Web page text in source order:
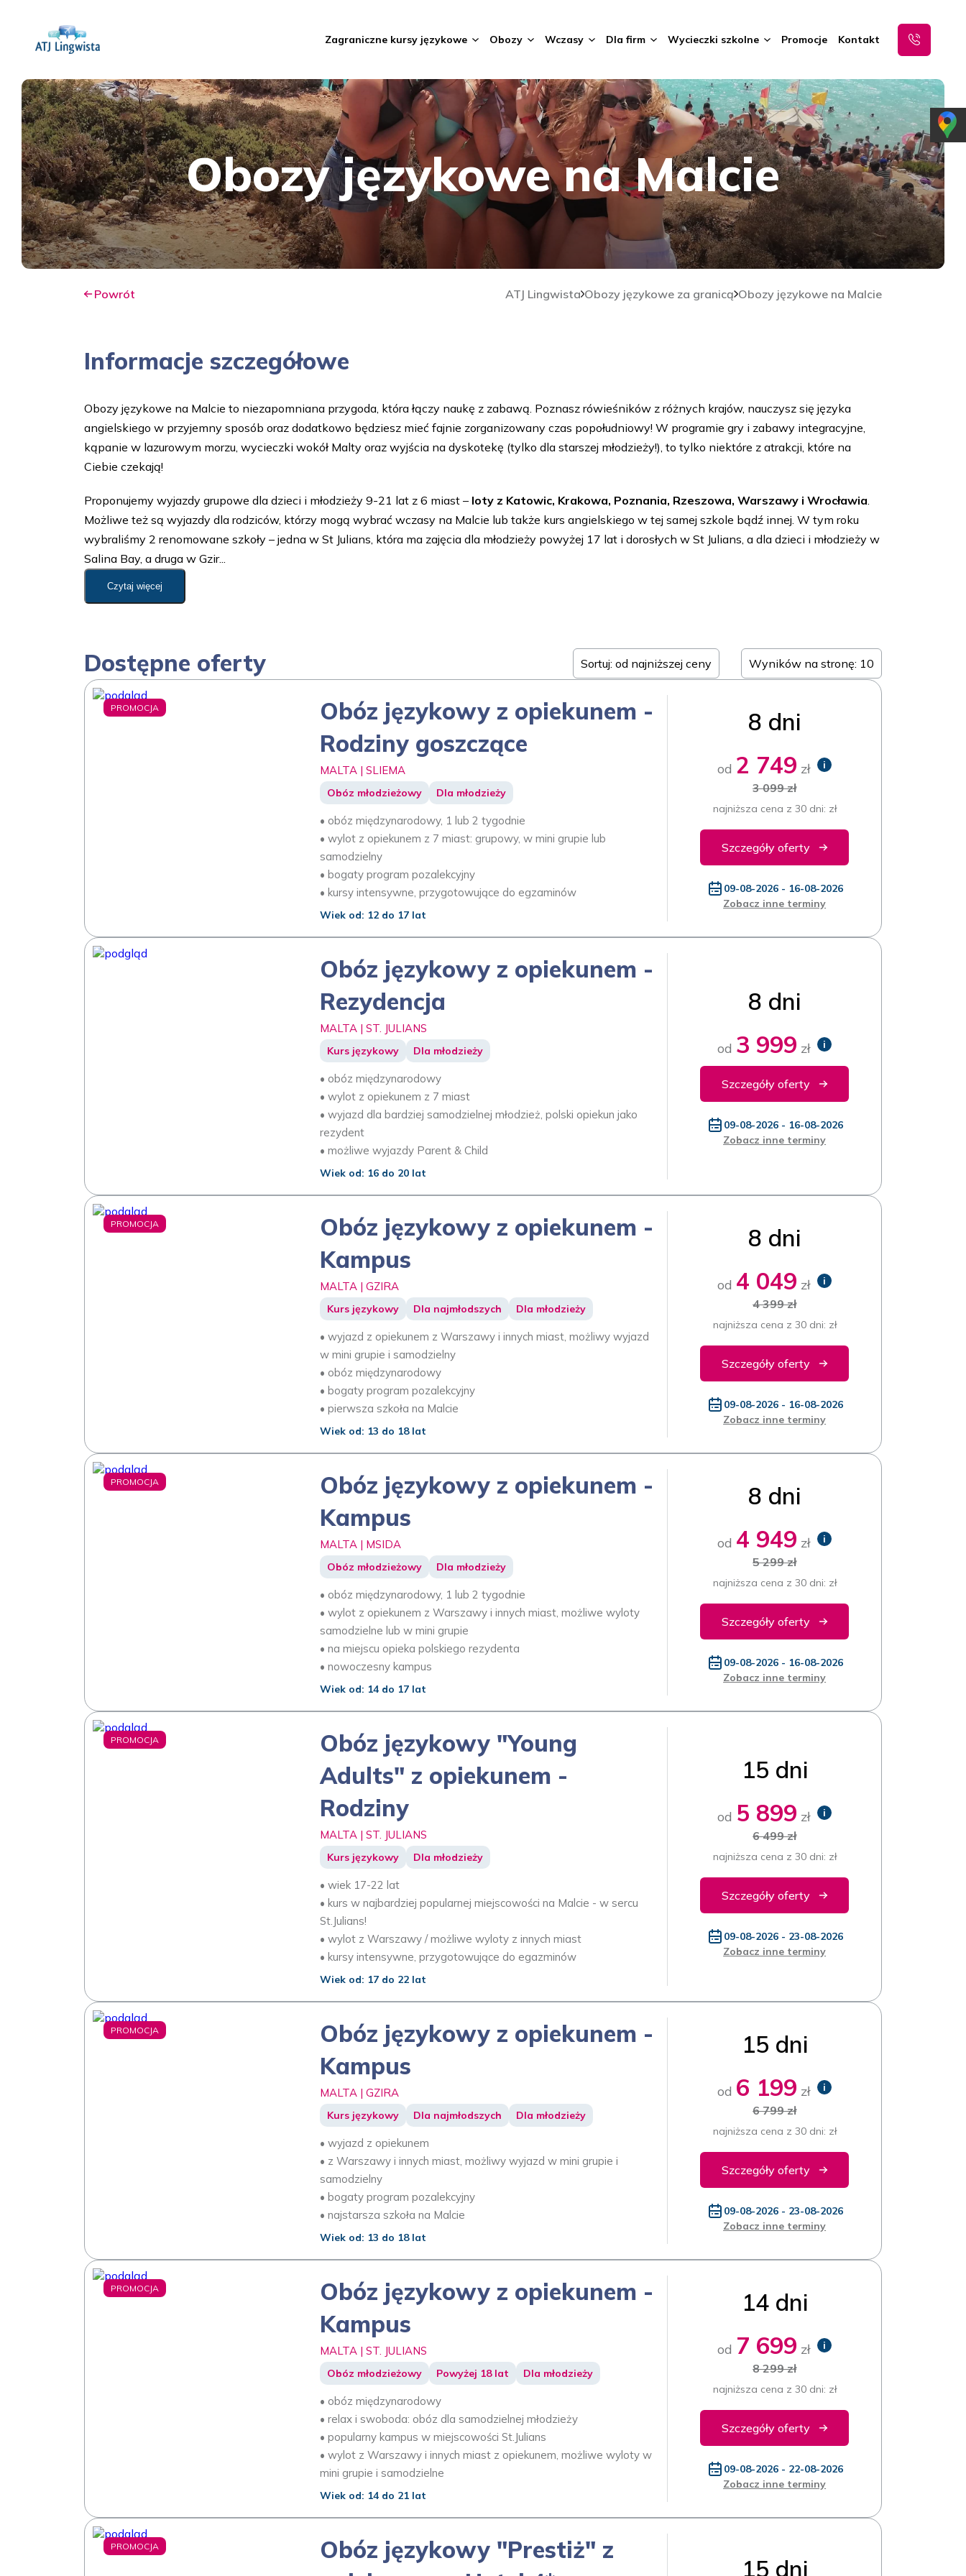
Zagraniczne kursy językowe Obozy Wczasy Dla firm Wycieczki szkolne Promocje Kontakt
Obozy językowe na Malcie
Powrót ATJ Lingwista Obozy językowe za granicą Obozy językowe na Malcie
Informacje szczegółowe
Obozy językowe na Malcie to niezapomniana przygoda, która łączy naukę z zabawą. Poznasz rówieśników z różnych krajów, nauczysz się języka
angielskiego w przyjemny sposób oraz dodatkowo będziesz mieć fajnie zorganizowany czas popołudniowy! W programie gry i zabawy integracyjne,
kąpanie w lazurowym morzu, wycieczki wokół Malty oraz wyjścia na dyskotekę (tylko dla starszej młodzieży!), to tylko niektóre z atrakcji, które na
Ciebie czekają!
Proponujemy wyjazdy grupowe dla dzieci i młodzieży 9-21 lat z 6 miast – loty z Katowic, Krakowa, Poznania, Rzeszowa, Warszawy i Wrocławia.
Możliwe też są wyjazdy dla rodziców, którzy mogą wybrać wczasy na Malcie lub także kurs angielskiego w tej samej szkole bądź innej. W tym roku
wybraliśmy 2 renomowane szkoły – jedna w St Julians, która ma zajęcia dla młodzieży powyżej 17 lat i dorosłych w St Julians, a dla dzieci i młodzieży w
Salina Bay, a druga w Gzir...
Czytaj więcej
Dostępne oferty Sortuj: od najniższej ceny Wyników na stronę: 10
PROMOCJA
Obóz językowy z opiekunem -
Rodziny goszczące
MALTA | SLIEMA
Obóz młodzieżowy Dla młodzieży
• obóz międzynarodowy, 1 lub 2 tygodnie
• wylot z opiekunem z 7 miast: grupowy, w mini grupie lub
samodzielny
• bogaty program pozalekcyjny
• kursy intensywne, przygotowujące do egzaminów
Wiek od: 12 do 17 lat
8 dni
od 2 749 zł i
3 099 zł
najniższa cena z 30 dni: zł
Szczegóły oferty
09-08-2026 - 16-08-2026
Zobacz inne terminy
Obóz językowy z opiekunem -
Rezydencja
MALTA | ST. JULIANS
Kurs językowy Dla młodzieży
• obóz międzynarodowy
• wylot z opiekunem z 7 miast
• wyjazd dla bardziej samodzielnej młodzież, polski opiekun jako
rezydent
• możliwe wyjazdy Parent & Child
Wiek od: 16 do 20 lat
8 dni
od 3 999 zł i
Szczegóły oferty
09-08-2026 - 16-08-2026
Zobacz inne terminy
PROMOCJA
Obóz językowy z opiekunem -
Kampus
MALTA | GZIRA
Kurs językowy Dla najmłodszych Dla młodzieży
• wyjazd z opiekunem z Warszawy i innych miast, możliwy wyjazd
w mini grupie i samodzielny
• obóz międzynarodowy
• bogaty program pozalekcyjny
• pierwsza szkoła na Malcie
Wiek od: 13 do 18 lat
8 dni
od 4 049 zł i
4 399 zł
najniższa cena z 30 dni: zł
Szczegóły oferty
09-08-2026 - 16-08-2026
Zobacz inne terminy
PROMOCJA
Obóz językowy z opiekunem -
Kampus
MALTA | MSIDA
Obóz młodzieżowy Dla młodzieży
• obóz międzynarodowy, 1 lub 2 tygodnie
• wylot z opiekunem z Warszawy i innych miast, możliwe wyloty
samodzielne lub w mini grupie
• na miejscu opieka polskiego rezydenta
• nowoczesny kampus
Wiek od: 14 do 17 lat
8 dni
od 4 949 zł i
5 299 zł
najniższa cena z 30 dni: zł
Szczegóły oferty
09-08-2026 - 16-08-2026
Zobacz inne terminy
PROMOCJA
Obóz językowy "Young
Adults" z opiekunem -
Rodziny
MALTA | ST. JULIANS
Kurs językowy Dla młodzieży
• wiek 17-22 lat
• kurs w najbardziej popularnej miejscowości na Malcie - w sercu
St.Julians!
• wylot z Warszawy / możliwe wyloty z innych miast
• kursy intensywne, przygotowujące do egazminów
Wiek od: 17 do 22 lat
15 dni
od 5 899 zł i
6 499 zł
najniższa cena z 30 dni: zł
Szczegóły oferty
09-08-2026 - 23-08-2026
Zobacz inne terminy
PROMOCJA
Obóz językowy z opiekunem -
Kampus
MALTA | GZIRA
Kurs językowy Dla najmłodszych Dla młodzieży
• wyjazd z opiekunem
• z Warszawy i innych miast, możliwy wyjazd w mini grupie i
samodzielny
• bogaty program pozalekcyjny
• najstarsza szkoła na Malcie
Wiek od: 13 do 18 lat
15 dni
od 6 199 zł i
6 799 zł
najniższa cena z 30 dni: zł
Szczegóły oferty
09-08-2026 - 23-08-2026
Zobacz inne terminy
PROMOCJA
Obóz językowy z opiekunem -
Kampus
MALTA | ST. JULIANS
Obóz młodzieżowy Powyżej 18 lat Dla młodzieży
• obóz międzynarodowy
• relax i swoboda: obóz dla samodzielnej młodzieży
• popularny kampus w miejscowości St.Julians
• wylot z Warszawy i innych miast z opiekunem, możliwe wyloty w
mini grupie i samodzielne
Wiek od: 14 do 21 lat
14 dni
od 7 699 zł i
8 299 zł
najniższa cena z 30 dni: zł
Szczegóły oferty
09-08-2026 - 22-08-2026
Zobacz inne terminy
PROMOCJA
Obóz językowy "Prestiż" z
15 dni